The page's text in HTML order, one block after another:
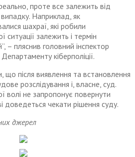
проте все залежить від
Наприклад, як
шахраї, які робили
ситуації залежить і термін
– пляснив головний інспектор
Департаменту кіберполіції.
що після виявлення та встановлення
розслідування і, власне, суд.
волі не запропонує повернути
доведеться чекати рішення суду.
джерел